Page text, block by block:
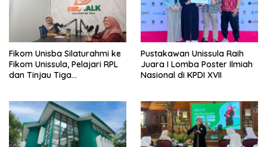
Fikom Unisba Silaturahmi ke
Fikom Unissula, Pelajari RPL
dan Tinjau Tiga
Pustakawan Unissula Raih
Juara I Lomba Poster Ilmiah
Nasional di KPDI XVII